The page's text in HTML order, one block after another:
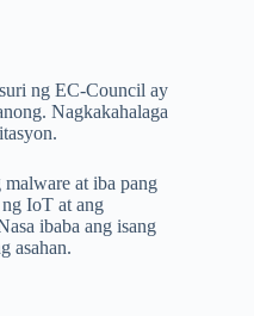
ng EC-Council ay
Nagkakahalaga
at iba pang
IoT at ang
ibaba ang isang
asahan.